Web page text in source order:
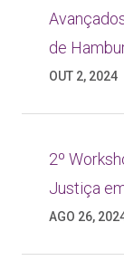
de
OUT 2, 2024
2º
Justiça
AGO 26,